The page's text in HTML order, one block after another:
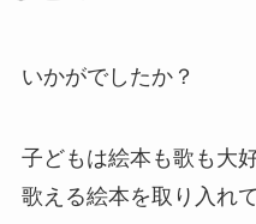
いかがでしたか？
子どもは絵本も歌も大
歌える絵本を取り入れ